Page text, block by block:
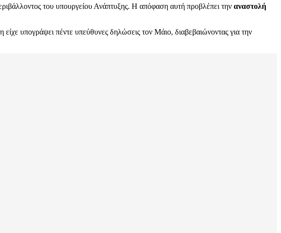
του υπουργείου Ανάπτυξης. Η απόφαση αυτή προβλέπει την αναστολή
είχε υπογράψει πέντε υπεύθυνες δηλώσεις τον Μάιο, διαβεβαιώνοντας για την